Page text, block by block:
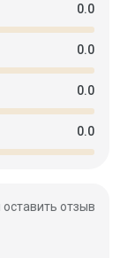
0.0
0.0
0.0
0.0
отзыв